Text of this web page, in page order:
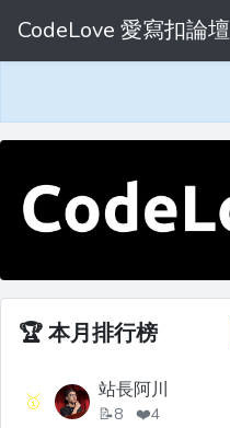
CodeLove 愛寫扣論壇
🏆本月排行榜
🥇 站長阿川
📝8 ❤️4